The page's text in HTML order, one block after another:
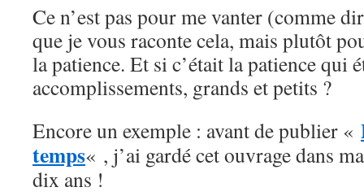
Ce n’est pas pour me vanter (comme
que je vous raconte cela, mais plutôt
la patience. Et si c’était la patience qui
accomplissements, grands et petits ?
Encore un exemple : avant de publier «
temps« , j’ai gardé cet ouvrage dans
dix ans !